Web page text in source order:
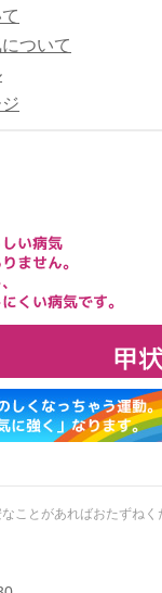
ついて
ことがあればおたずねく